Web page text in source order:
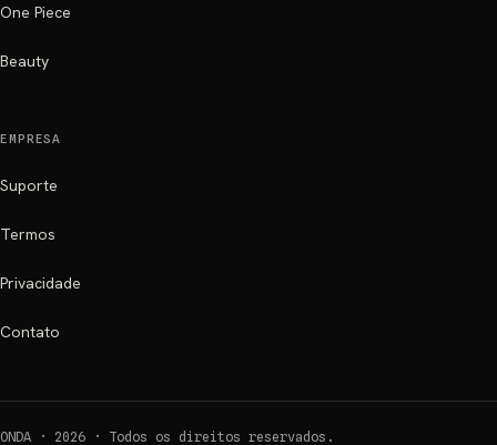
One Piece
Beauty
EMPRESA
Suporte
Termos
Privacidade
Contato
ONDA · 2026 · Todos os direitos reservados.